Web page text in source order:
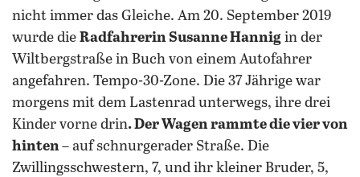
nicht immer das Gleiche. Am 20. September 2019
wurde die Radfahrerin Susanne Hannig in der
Wiltbergstraße in Buch von einem Autofahrer
angefahren. Tempo-30-Zone. Die 37 Jährige war
morgens mit dem Lastenrad unterwegs, ihre drei
Kinder vorne drin. Der Wagen rammte die vier von
hinten– auf schnurgerader Straße. Die
Zwillingsschwestern, 7, und ihr kleiner Bruder, 5,